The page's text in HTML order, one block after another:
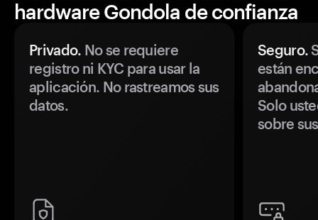
hardware Gondola de confianza
Privado. No se requiere
registro ni KYC para usar la
aplicación. No rastreamos sus
datos.
Seguro.
están
Solo
sobre